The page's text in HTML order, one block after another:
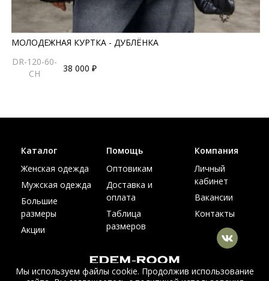
МОЛОДЕЖНАЯ КУРТКА - ДУБЛЁНКА
DR-120-60-
CH
38 000 ₽
Каталог
Женская одежда
Мужская одежда
Большие
размеры
Акции
Помощь
Оптовикам
Доставка и
оплата
Таблица
размеров
Компания
Личный
кабинет
Вакансии
Контакты
Мы используем файлы cookie. Продолжив использование